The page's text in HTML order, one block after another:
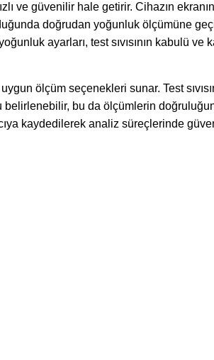
ve güvenilir hale getirir. Cihazın
doğrudan yoğunluk ölçümüne
ayarları, test sıvısının kabulü ve
ölçüm seçenekleri sunar. Test
bu da ölçümlerin
kaydedilerek analiz süreçlerinde